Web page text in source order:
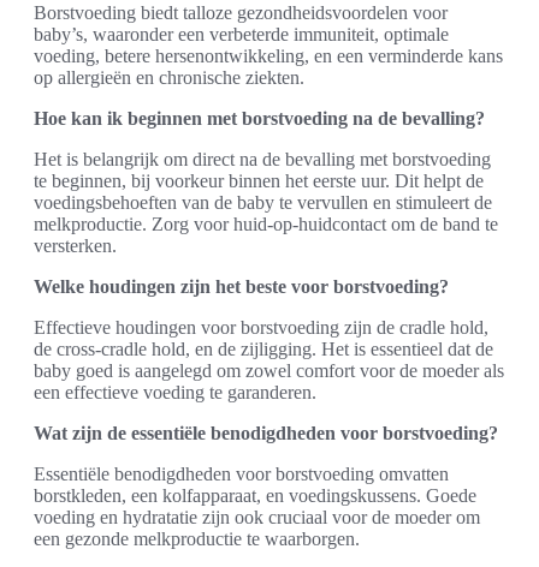
Borstvoeding biedt talloze gezondheidsvoordelen voor
baby’s, waaronder een verbeterde immuniteit, optimale
voeding, betere hersenontwikkeling, en een verminderde kans
op allergieën en chronische ziekten.
Hoe kan ik beginnen met borstvoeding na de bevalling?
Het is belangrijk om direct na de bevalling met borstvoeding
te beginnen, bij voorkeur binnen het eerste uur. Dit helpt de
voedingsbehoeften van de baby te vervullen en stimuleert de
melkproductie. Zorg voor huid-op-huidcontact om de band te
versterken.
Welke houdingen zijn het beste voor borstvoeding?
Effectieve houdingen voor borstvoeding zijn de cradle hold,
de cross-cradle hold, en de zijligging. Het is essentieel dat de
baby goed is aangelegd om zowel comfort voor de moeder als
een effectieve voeding te garanderen.
Wat zijn de essentiële benodigdheden voor borstvoeding?
Essentiële benodigdheden voor borstvoeding omvatten
borstkleden, een kolfapparaat, en voedingskussens. Goede
voeding en hydratatie zijn ook cruciaal voor de moeder om
een gezonde melkproductie te waarborgen.